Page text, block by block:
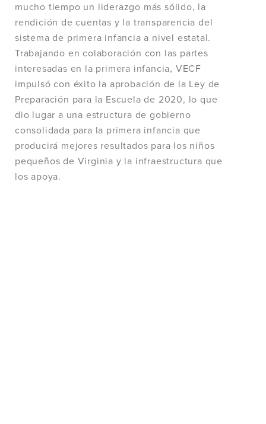
mucho tiempo un liderazgo más sólido, la
rendición de cuentas y la transparencia del
sistema de primera infancia a nivel estatal.
Trabajando en colaboración con las partes
interesadas en la primera infancia, VECF
impulsó con éxito la aprobación de la Ley de
Preparación para la Escuela de 2020, lo que
dio lugar a una estructura de gobierno
consolidada para la primera infancia que
producirá mejores resultados para los niños
pequeños de Virginia y la infraestructura que
los apoya.